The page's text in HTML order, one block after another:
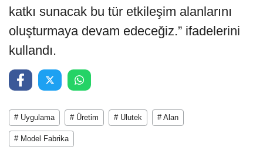
katkı sunacak bu tür etkileşim alanlarını
oluşturmaya devam edeceğiz.” ifadelerini
kullandı.
# Uygulama # Üretim # Ulutek # Alan
# Model Fabrika